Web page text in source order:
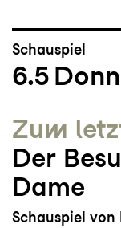
Schauspiel
6.5
Zum
Der
Dame
Schauspiel